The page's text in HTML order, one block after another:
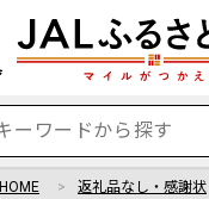
HOME 返礼品なし・感謝状